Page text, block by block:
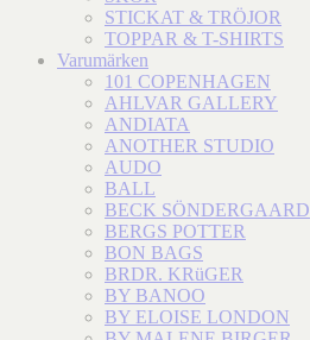
STICKAT & TRÖJOR
TOPPAR & T-SHIRTS
Varumärken
101 COPENHAGEN
AHLVAR GALLERY
ANDIATA
ANOTHER STUDIO
AUDO
BALL
BECK SÖNDERGAARD
BERGS POTTER
BON BAGS
BRDR. KRüGER
BY BANOO
BY ELOISE LONDON